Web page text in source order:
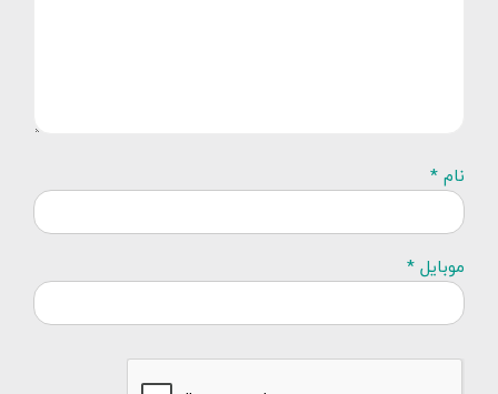
نام *
موبایل *